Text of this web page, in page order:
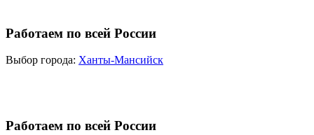
Работаем по всей России
Выбор города: Ханты-Мансийск
Работаем по всей России